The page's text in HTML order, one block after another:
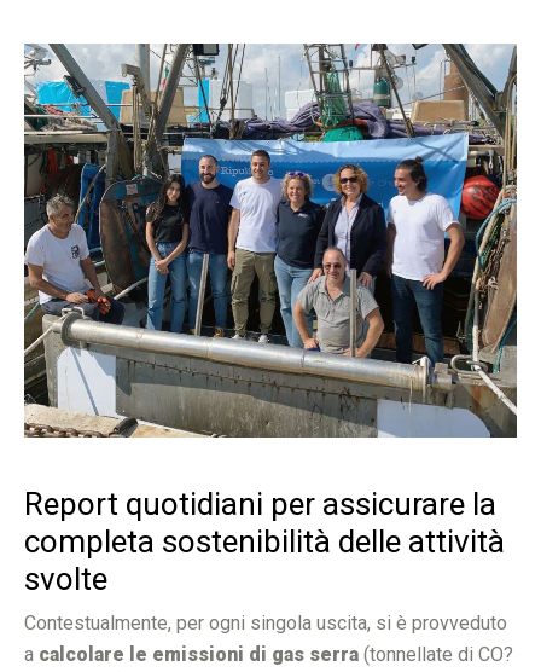
Report quotidiani per assicurare la
completa sostenibilità delle attività
svolte
Contestualmente, per ogni singola uscita, si è provveduto
a calcolare le emissioni di gas serra (tonnellate di CO?